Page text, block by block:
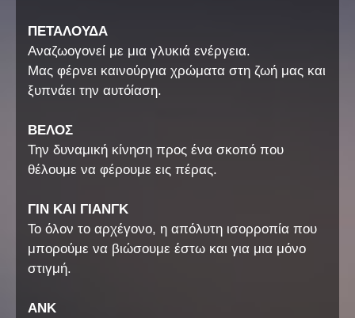
ΠΕΤΑΛΟΥΔΑ
Αναζωογονεί με μια γλυκιά ενέργεια.
Μας φέρνει καινούργια χρώματα στη ζωή μας και
ξυπνάει την αυτόίαση.
ΒΕΛΟΣ
Την δυναμική κίνηση προς ένα σκοπό που
θέλουμε να φέρουμε εις πέρας.
ΓΙΝ ΚΑΙ ΓΙΑΝΓΚ
Το όλον το αρχέγονο, η απόλυτη ισορροπία που
μπορούμε να βιώσουμε έστω και για μια μόνο
στιγμή.
ΑΝΚ